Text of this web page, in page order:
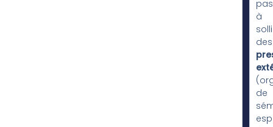
pas
à
des
de